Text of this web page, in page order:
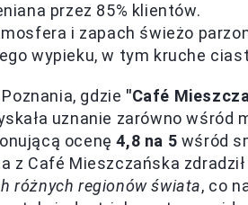
przez 85% klientów.
i zapach świeżo
wypieku, w tym kruche
gdzie "Café
uznanie zarówno
ocenę4,8 na 5 wśród
z Café Mieszczańska
różnych regionów świata, co